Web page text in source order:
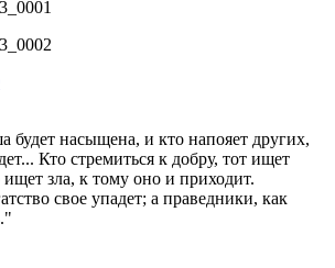
будет насыщена, и кто напояет других,
Кто стремиться к добру, тот ищет
ищет зла, к тому оно и приходит.
свое упадет; а праведники, как